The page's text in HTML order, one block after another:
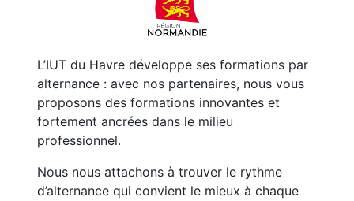
L’IUT du Havre développe ses formations par
alternance : avec nos partenaires, nous vous
proposons des formations innovantes et
fortement ancrées dans le milieu
professionnel.
Nous nous attachons à trouver le rythme
d’alternance qui convient le mieux à chaque